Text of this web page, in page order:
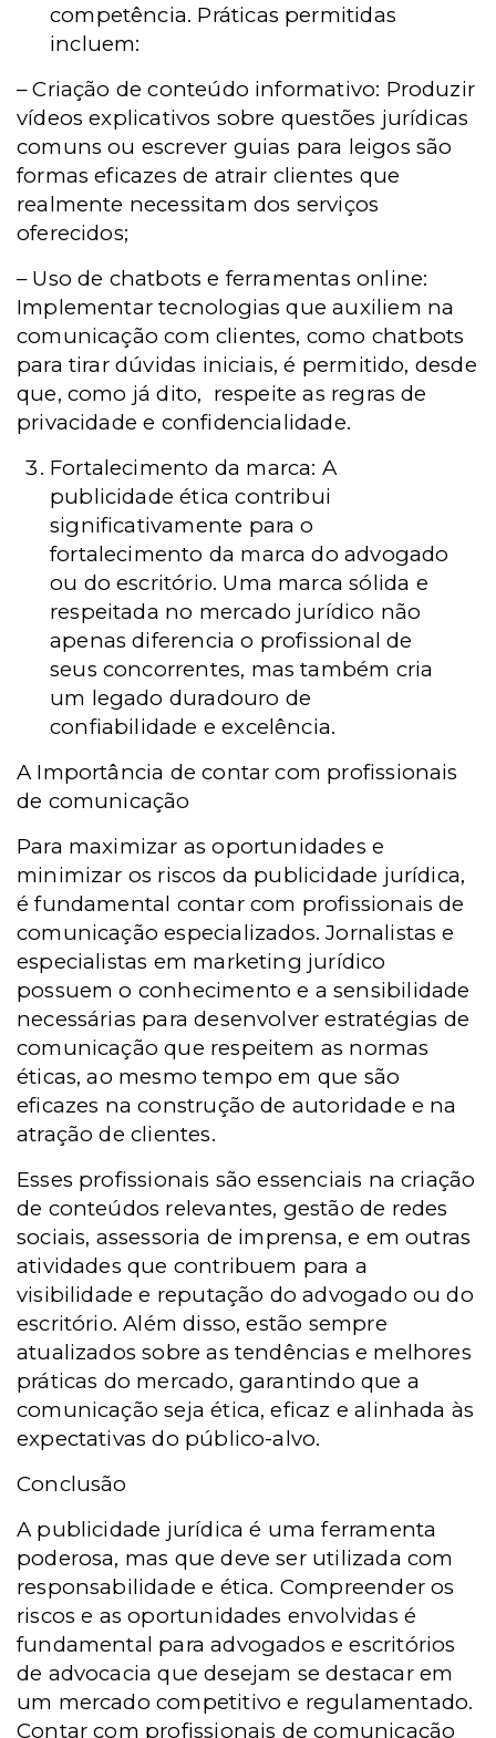
competência. Práticas permitidas
incluem:
– Criação de conteúdo informativo: Produzir
vídeos explicativos sobre questões jurídicas
comuns ou escrever guias para leigos são
formas eficazes de atrair clientes que
realmente necessitam dos serviços
oferecidos;
– Uso de chatbots e ferramentas online:
Implementar tecnologias que auxiliem na
comunicação com clientes, como chatbots
para tirar dúvidas iniciais, é permitido, desde
que, como já dito, respeite as regras de
privacidade e confidencialidade.
Fortalecimento da marca: A
publicidade ética contribui
significativamente para o
fortalecimento da marca do advogado
ou do escritório. Uma marca sólida e
respeitada no mercado jurídico não
apenas diferencia o profissional de
seus concorrentes, mas também cria
um legado duradouro de
confiabilidade e excelência.
A Importância de contar com profissionais
de comunicação
Para maximizar as oportunidades e
minimizar os riscos da publicidade jurídica,
é fundamental contar com profissionais de
comunicação especializados. Jornalistas e
especialistas em marketing jurídico
possuem o conhecimento e a sensibilidade
necessárias para desenvolver estratégias de
comunicação que respeitem as normas
éticas, ao mesmo tempo em que são
eficazes na construção de autoridade e na
atração de clientes.
Esses profissionais são essenciais na criação
de conteúdos relevantes, gestão de redes
sociais, assessoria de imprensa, e em outras
atividades que contribuem para a
visibilidade e reputação do advogado ou do
escritório. Além disso, estão sempre
atualizados sobre as tendências e melhores
práticas do mercado, garantindo que a
comunicação seja ética, eficaz e alinhada às
expectativas do público-alvo.
Conclusão
A publicidade jurídica é uma ferramenta
poderosa, mas que deve ser utilizada com
responsabilidade e ética. Compreender os
riscos e as oportunidades envolvidas é
fundamental para advogados e escritórios
de advocacia que desejam se destacar em
um mercado competitivo e regulamentado.
Contar com profissionais de comunicação